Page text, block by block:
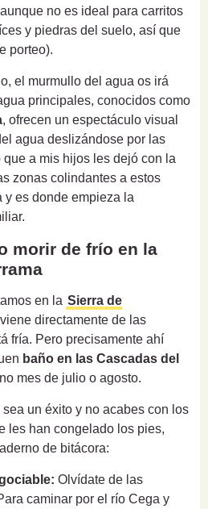
no es ideal para carritos
y piedras del suelo, así que
porteo).
el murmullo del agua os irá
principales, conocidos como
, ofrecen un espectáculo visual
agua deslizándose por las
a mis hijos les dejó con la
zonas colindantes a estos
y es donde empieza la
morir de frío en la
en la Sierra de
directamente de las
fría. Pero precisamente ahí
baño en las Cascadas del
mes de julio o agosto.
un éxito y no acabes con los
les han congelado los pies,
de bitácora:
Olvídate de las
caminar por el río Cega y